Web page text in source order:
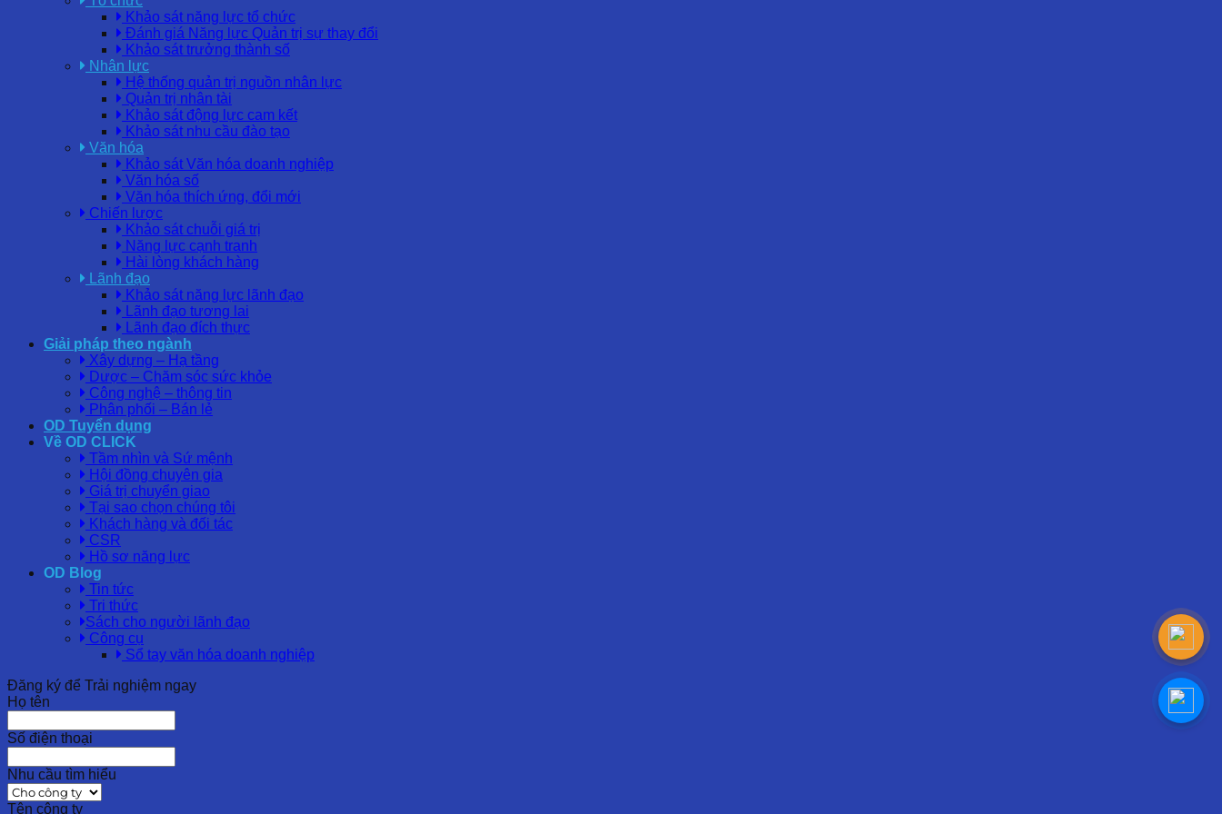
Khảo sát năng lực tổ chức
Đánh giá Năng lực Quản trị sự thay đổi
Khảo sát trưởng thành số
Nhân lực
Hệ thống quản trị nguồn nhân lực
Quản trị nhân tài
Khảo sát động lực cam kết
Khảo sát nhu cầu đào tạo
Văn hóa
Khảo sát Văn hóa doanh nghiệp
Văn hóa số
Văn hóa thích ứng, đổi mới
Chiến lược
Khảo sát chuỗi giá trị
Năng lực cạnh tranh
Hài lòng khách hàng
Lãnh đạo
Khảo sát năng lực lãnh đạo
Lãnh đạo tương lai
Lãnh đạo đích thực
Giải pháp theo ngành
Xây dựng – Hạ tầng
Dược – Chăm sóc sức khỏe
Công nghệ – thông tin
Phân phối – Bán lẻ
OD Tuyển dụng
Về OD CLICK
Tầm nhìn và Sứ mệnh
Hội đồng chuyên gia
Giá trị chuyển giao
Tại sao chọn chúng tôi
Khách hàng và đối tác
CSR
Hồ sơ năng lực
OD Blog
Tin tức
Tri thức
Sách cho người lãnh đạo
Công cụ
Sổ tay văn hóa doanh nghiệp
Đăng ký để Trải nghiệm ngay
Họ tên
Số điện thoại
Nhu cầu tìm hiểu
Tên công ty